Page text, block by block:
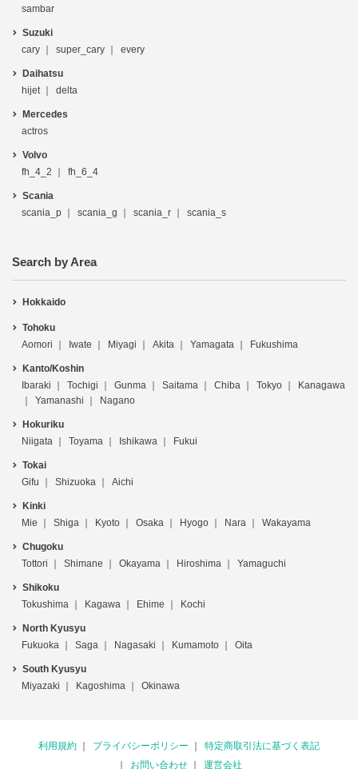
sambar
Suzuki
cary
super_cary every
Daihatsu
hijet
delta
Mercedes
actros
Volvo
fh_4_2
fh_6_4
Scania
scania_p
scania_g scania_r scania_s
Search by Area
Hokkaido
Tohoku
Aomori
Iwate Miyagi Akita Yamagata Fukushima
Kanto/Koshin
Ibaraki
Tochigi Gunma Saitama Chiba Tokyo
Kanagawa
Yamanashi
Nagano
Hokuriku
Niigata
Toyama Ishikawa Fukui
Tokai
Gifu
Shizuoka Aichi
Kinki
Mie
Shiga Kyoto Osaka Hyogo Nara Wakayama
Chugoku
Tottori
Shimane Okayama Hiroshima Yamaguchi
Shikoku
Tokushima
Kagawa Ehime Kochi
North Kyusyu
Fukuoka
Saga Nagasaki Kumamoto Oita
South Kyusyu
Miyazaki
Kagoshima Okinawa
利用規約 プライバシーポリシー
特定商取引法に基づく表記
お問い合わせ
運営会社